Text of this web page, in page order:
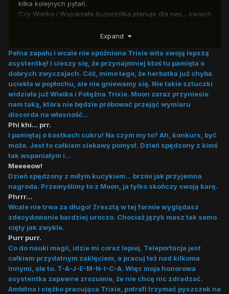
kilka kolejnych pytań.
Czy Wielka i Wspaniała iluzjonistka planuje dla nas... swoich
wygrać coś fajnego... dzień z Trixie?
Jak Ci idzie nauka magii z naszą wspaniałą
czarodziejką Starlight Glimmer? Nauczyłaś się jakiś fajnych
czarów poza tym, co zmienia wszystko w filiżanki?
I jeszcze! Co się stało z Twoją asystentką, że tylko miauczy i
zachowuje się jak... kotka? Przeprowadziłaś na niej jakąś
próbę swoich magicznych mocy?
Expand
Pełna zapału i wcale nie spóźniona Trixie wita swoją lepszą
asystentkę! I cieszy się, że przynajmniej ktoś tu pamięta o
dobrych zwyczajach. Cóż, mimo tego, że herbatka już chyba
uciekła w popłochu, ale nie gniewamy się. Nie takie sztuczki
widziała już Wielka i Potężna Trixie. Moon zaraz przyniesie
nam taką, która nie będzie próbować przejąć wymiaru
discorda na własność...
Phi khi... prr.
I pamiętaj o kostkach cukru! Na czym my to? Ah, konkurs, być
może. Jest to całkiem ciekawy pomysł. Dzień spędzony z kimś
tak wspaniałym i...
Meeeeow!
Dzień spędzony z miłym kucykiem... brzmi jak przyjemna
nagroda. Przemyślimy to z Moon, ja tylko skończy swoją karę.
Phrrr...
Wcale nie trwa za długo! Zresztą w tej formie wyglądasz
zdecydowanie bardziej uroczo. Chociaż język masz tak samo
cięty jak zwykle.
Purr purr.
Co do nauki magii, idzie mi coraz lepiej. Teleportacja jest
całkiem przydatnym zaklęciem, a pracuj też nad kilkoma
innymi, ale to. T-A-J-E-M-N-I-C-A. Więc moja honorowa
asystentka zapewne zrozumie, że nie chcę nic zdradzać.
Ambitna i ciężko pracująca Trixie, potrafi trzymać pyszczek na